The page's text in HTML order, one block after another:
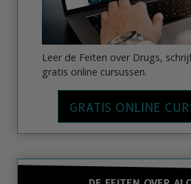
Leer de Feiten over Drugs,
gratis online cursussen.
GRATIS ONLINE